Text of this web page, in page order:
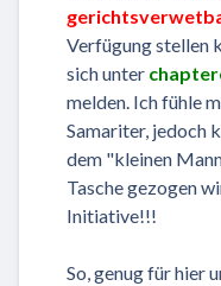
Verfügung stellen
sich unter
melden. Ich fühle
Samariter, jedoch
dem "kleinen
Tasche gezogen
Initiative!!!
So, genug für hier